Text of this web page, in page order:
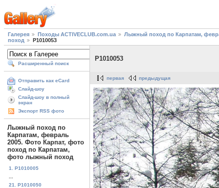
Галерея Походы ACTIVECLUB.com.ua
Лыжный поход по Карпатам,
поход
P1010053
Расширенный поиск
Отправить как eCard
Слайд-шоу
Слайд-шоу в полный
экран
Экспорт RSS фото
Лыжный поход по
Карпатам, февраль
2005. Фото Карпат, фото
поход по Карпатам,
фото лыжный поход
1. P1010005
21. P1010050
P1010053
первая предыдущая